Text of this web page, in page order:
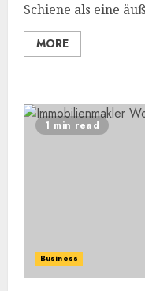
Schiene als eine
MORE
1 min read
Business